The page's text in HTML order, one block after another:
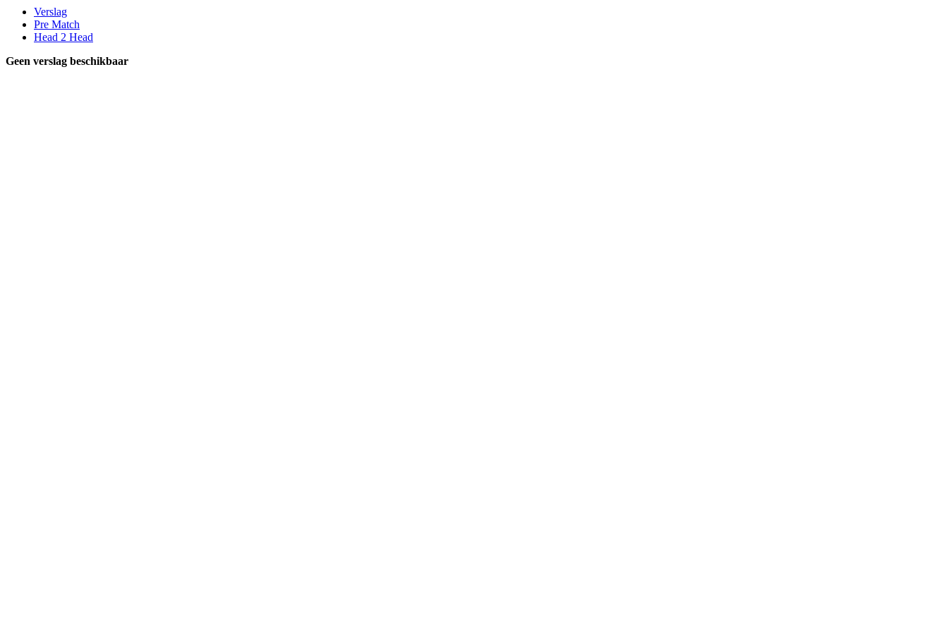
Verslag
Pre Match
Head 2 Head
Geen verslag beschikbaar